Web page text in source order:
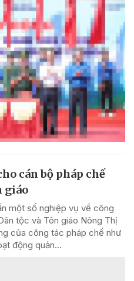
cán bộ pháp chế
giáo
một số nghiệp vụ về công
tộc và Tôn giáo Nông Thị
của công tác pháp chế như
động quản...